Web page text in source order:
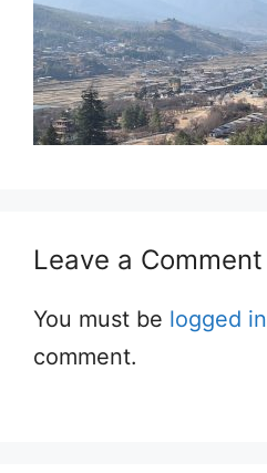
Leave a Comment
You must be logged in
comment.